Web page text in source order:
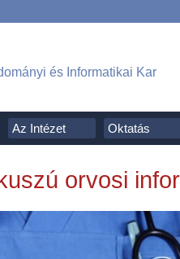
és Informatikai Kar
Az Intézet Oktatás
orvosi